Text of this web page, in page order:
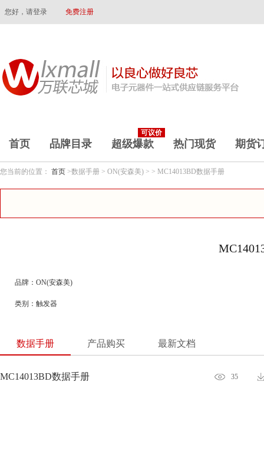
您好，请登录 免费注册
首页 品牌目录
可议价
超级爆款 热门现货 期货
您当前的位置： 首页 >数据手册 > ON(安森美) > > MC14013BD数据手册
品牌：ON(安森美)
类别：触发器
数据手册 产品购买 最新文档
MC14013BD数据手册 35